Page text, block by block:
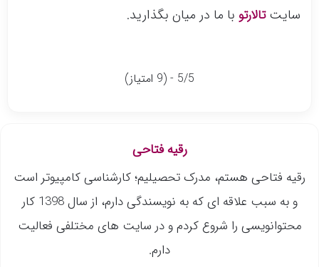
سایتتالارتو با ما در میان بگذارید.
5/5 - (9 امتیاز)
رقیه فتاحی
رقیه فتاحی هستم، مدرک تحصیلیم؛ کارشناسی کامپیوتر است
و به سبب علاقه ای که به نویسندگی دارم، از سال 1398 کار
محتوانویسی را شروع کردم و در سایت های مختلفی فعالیت
دارم.